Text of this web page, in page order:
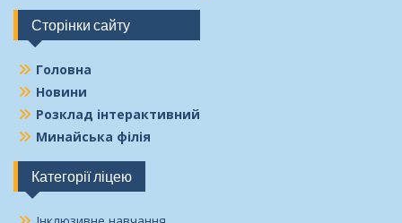
Сторінки сайту
Головна
Новини
Розклад інтерактивний
Минайська філія
Категорії ліцею